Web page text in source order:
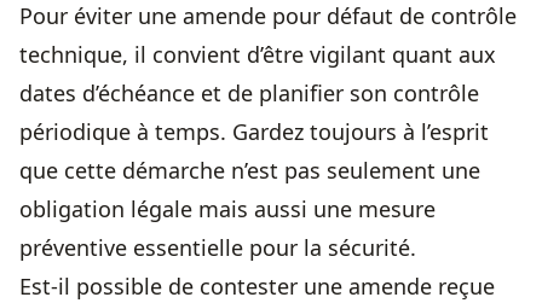
Pour éviter une amende pour défaut de contrôle
technique, il convient d’être vigilant quant aux
dates d’échéance et de planifier son contrôle
périodique à temps. Gardez toujours à l’esprit
que cette démarche n’est pas seulement une
obligation légale mais aussi une mesure
préventive essentielle pour la sécurité.
Est-il possible de contester une amende reçue